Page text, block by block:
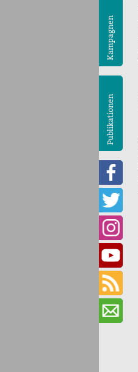
Kampagnen
Publikationen